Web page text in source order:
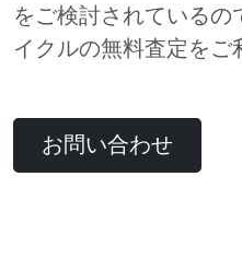
をご検討されているの
イクルの無料査定をご
お問い合わせ